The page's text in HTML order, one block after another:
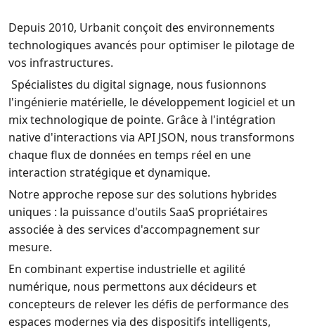
Depuis 2010, Urbanit conçoit des environnements
technologiques avancés pour optimiser le pilotage de
vos infrastructures.
Spécialistes du digital signage, nous fusionnons
l'ingénierie matérielle, le développement logiciel et un
mix technologique de pointe. Grâce à l'intégration
native d'interactions via API JSON, nous transformons
chaque flux de données en temps réel en une
interaction stratégique et dynamique.
Notre approche repose sur des solutions hybrides
uniques : la puissance d'outils SaaS propriétaires
associée à des services d'accompagnement sur
mesure.
En combinant expertise industrielle et agilité
numérique, nous permettons aux décideurs et
concepteurs de relever les défis de performance des
espaces modernes via des dispositifs intelligents,